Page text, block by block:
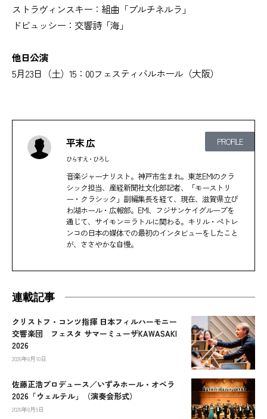
ストラヴィンスキー：組曲「プルチネルラ」
ドビュッシー：交響詩「海」
他日公演
5月23日（土）15：00フェスティバルホール（大阪）
PROFILE
平末 広
ひらすえ・ひろし
音楽ジャーナリスト。神戸市生まれ。東芝EMIのクラ
シック担当、産経新聞社文化部記者、「モーストリ
ー・クラシック」副編集長を経て、現在、滋賀県立び
わ湖ホール・広報部。EMI、フジサンケイグループを
通じて、サイモン＝ラトルに関わる。キリル・ぺトレ
ンコの日本の媒体での最初のインタビューをしたこと
が、ささやかな自慢。
連載記事
クリストフ・コンツ指揮 日本フィルハーモニー
交響楽団 フェスタ サマーミューザKAWASAKI
2026
2026年8月10日
佐藤正浩プロデュース／いずみホール・オペラ
2026「ウェルテル」（演奏会形式）
2026年8月9日